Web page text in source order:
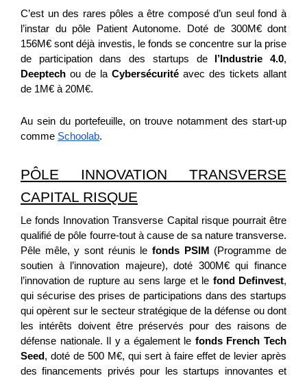
C’est un des rares pôles a être composé d’un seul fond à
l’instar du pôle Patient Autonome. Doté de 300M€ dont
156M€ sont déjà investis, le fonds se concentre sur la prise
de participation dans des startups de
l’Industrie 4.0,
Deeptech ou de la Cybersécurité avec des tickets allant
de 1M€ à 20M€.
Au sein du portefeuille, on trouve notamment des start-up
comme Schoolab.
PÔLE INNOVATION TRANSVERSE
CAPITAL RISQUE
Le fonds Innovation Transverse Capital risque pourrait être
qualifié de pôle fourre-tout à cause de sa nature transverse.
Pêle mêle, y sont réunis le fonds PSIM
(Programme de
soutien à l’innovation majeure), doté 300M€ qui finance
l’innovation de rupture au sens large et le fond Definvest,
qui sécurise des prises de participations dans des startups
qui opèrent sur le secteur stratégique de la défense ou dont
les intérêts doivent être préservés pour des raisons de
défense nationale. Il y a également le fonds French Tech
Seed, doté de 500 M€, qui sert à faire effet de levier après
des financements privés pour les startups innovantes et